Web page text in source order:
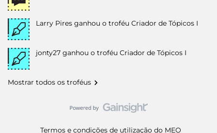
Larry Pires ganhou o troféu Criador de Tópicos I
jonty27 ganhou o troféu Criador de Tópicos I
Mostrar todos os troféus
Termos e condições de utilização do MEO